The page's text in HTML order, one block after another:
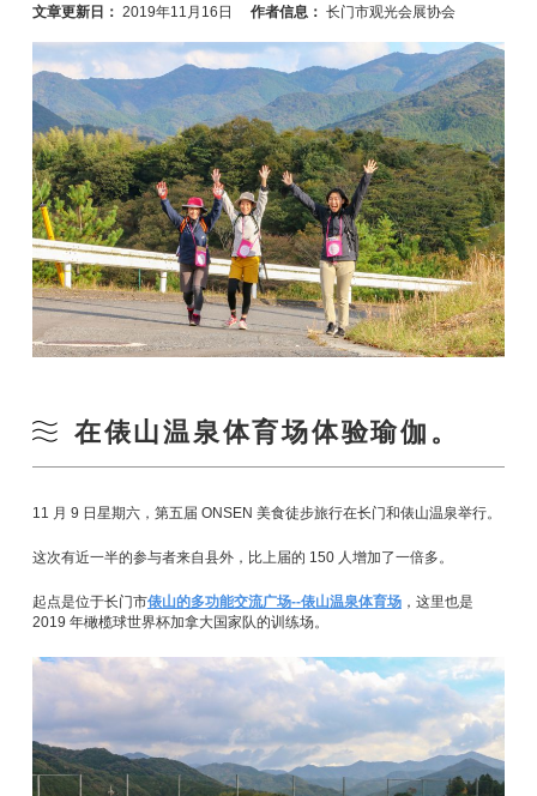
文章更新日： 2019年11月16日 作者信息： 长门市观光会展协会
在俵山温泉体育场体验瑜伽。
11 月 9 日星期六，第五届 ONSEN 美食徒步旅行在长门和俵山温泉举行。
这次有近一半的参与者来自县外，比上届的 150 人增加了一倍多。
起点是位于长门市俵山的多功能交流广场--俵山温泉体育场，这里也是
2019 年橄榄球世界杯加拿大国家队的训练场。